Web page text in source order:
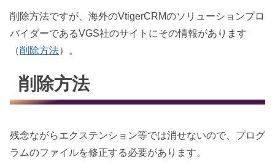
削除方法ですが、海外のVtigerCRMのソリューションプロ
バイダーであるVGS社のサイトにその情報があります
（削除方法）。
削除方法
残念ながらエクステンション等では消せないので、プログ
ラムのファイルを修正する必要があります。